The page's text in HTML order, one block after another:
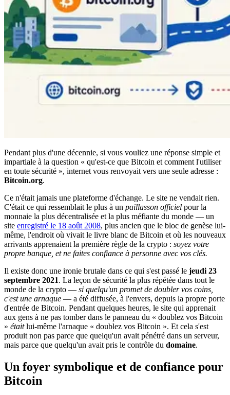
Pendant plus d'une décennie, si vous vouliez une réponse simple et
impartiale à la question « qu'est-ce que Bitcoin et comment l'utiliser
en toute sécurité », internet vous renvoyait vers une seule adresse :
Bitcoin.org.
Ce n'était jamais une plateforme d'échange. Le site ne vendait rien.
C'était ce qui ressemblait le plus à un paillasson officiel pour la
monnaie la plus décentralisée et la plus méfiante du monde — un
site enregistré le 18 août 2008, plus ancien que le bloc de genèse lui-
même, l'endroit où vivait le livre blanc de Bitcoin et où les nouveaux
arrivants apprenaient la première règle de la crypto : soyez votre
propre banque, et ne faites confiance à personne avec vos clés.
Il existe donc une ironie brutale dans ce qui s'est passé le jeudi 23
septembre 2021. La leçon de sécurité la plus répétée dans tout le
monde de la crypto — si quelqu'un promet de doubler vos coins,
c'est une arnaque — a été diffusée, à l'envers, depuis la propre porte
d'entrée de Bitcoin. Pendant quelques heures, le site qui apprenait
aux gens à ne pas tomber dans le panneau du « doublez vos Bitcoin
» étaitlui-même l'arnaque « doublez vos Bitcoin ». Et cela s'est
produit non pas parce que quelqu'un avait pénétré dans un serveur,
mais parce que quelqu'un avait pris le contrôle du domaine.
Un foyer symbolique et de confiance pour
Bitcoin